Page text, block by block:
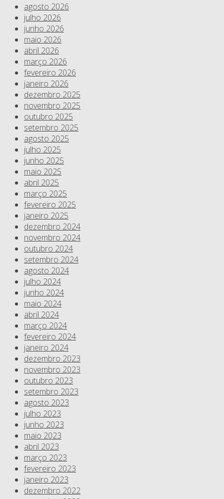
agosto 2026
julho 2026
junho 2026
maio 2026
abril 2026
março 2026
fevereiro 2026
janeiro 2026
dezembro 2025
novembro 2025
outubro 2025
setembro 2025
agosto 2025
julho 2025
junho 2025
maio 2025
abril 2025
março 2025
fevereiro 2025
janeiro 2025
dezembro 2024
novembro 2024
outubro 2024
setembro 2024
agosto 2024
julho 2024
junho 2024
maio 2024
abril 2024
março 2024
fevereiro 2024
janeiro 2024
dezembro 2023
novembro 2023
outubro 2023
setembro 2023
agosto 2023
julho 2023
junho 2023
maio 2023
abril 2023
março 2023
fevereiro 2023
janeiro 2023
dezembro 2022